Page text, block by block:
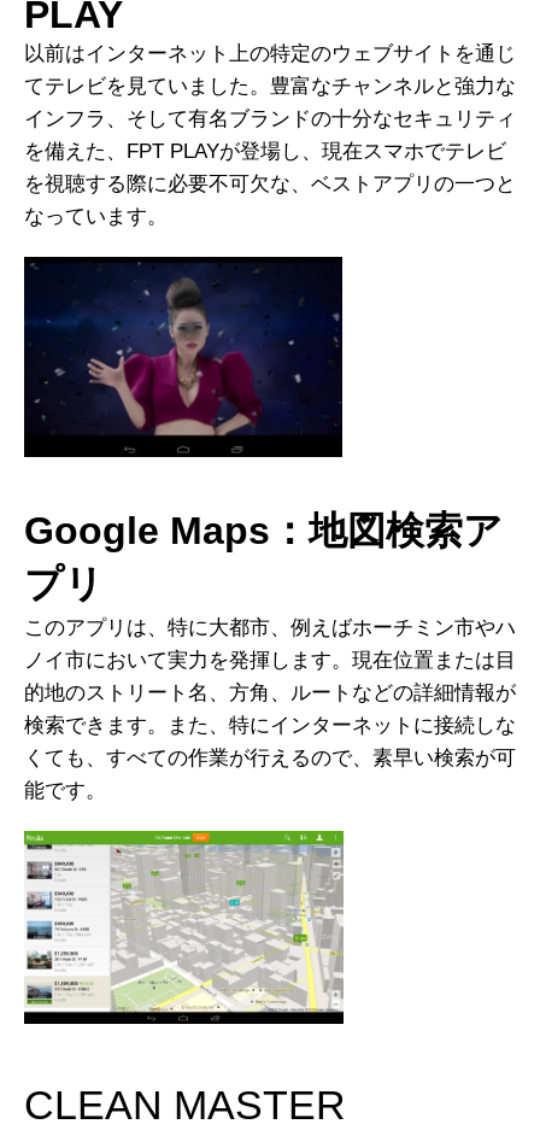
PLAY
以前はインターネット上の特定のウェブサイトを通じ
てテレビを見ていました。豊富なチャンネルと強力な
インフラ、そして有名ブランドの十分なセキュリティ
を備えた、FPT PLAYが登場し、現在スマホでテレビ
を視聴する際に必要不可欠な、ベストアプリの一つと
なっています。
Google Maps：地図検索ア
プリ
このアプリは、特に大都市、例えばホーチミン市やハ
ノイ市において実力を発揮します。現在位置または目
的地のストリート名、方角、ルートなどの詳細情報が
検索できます。また、特にインターネットに接続しな
くても、すべての作業が行えるので、素早い検索が可
能です。
CLEAN MASTER